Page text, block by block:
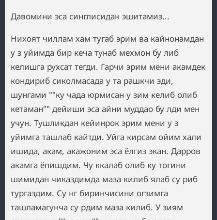
Давомини эса синглисидан эшитамиз...
Нихоят чиллам хам тугаб эрим ва кайнонамдан
у з уйимда бир кеча тунаб мехмон бу либ
келишга рухсат тегди. Гарчи эрим мени акамдек
кондириб сиколмасада у та рашкчи эди,
шунгами ""ку чада юрмисан у зим келиб олиб
кетаман"" дейиши эса айни муддао бу лди мен
учун. Тушликдан кейинрок эрим мени у з
уйимга ташлаб кайтди. Уйга кирсам ойим хали
ишида, акам, акажоним эса ёлгиз экан. Дарров
акамга ёпишдим. Чу ккалаб олиб ку тогини
шимидан чиказдимда маза килиб ялаб су риб
тургаздим. Су нг биринчисини огзимга
ташламагунча су рдим маза килиб. У зиям